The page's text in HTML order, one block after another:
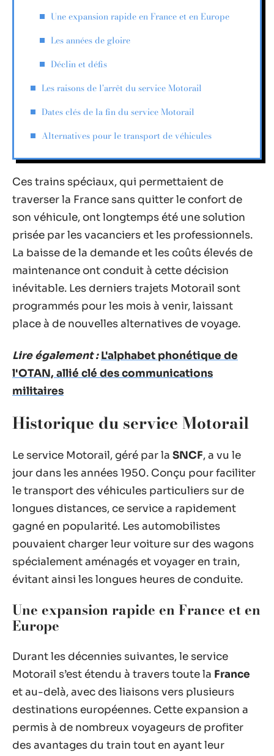
Une expansion rapide en France et en Europe
Les années de gloire
Déclin et défis
Les raisons de l’arrêt du service Motorail
Dates clés de la fin du service Motorail
Alternatives pour le transport de véhicules
Ces trains spéciaux, qui permettaient de
traverser la France sans quitter le confort de
son véhicule, ont longtemps été une solution
prisée par les vacanciers et les professionnels.
La baisse de la demande et les coûts élevés de
maintenance ont conduit à cette décision
inévitable. Les derniers trajets Motorail sont
programmés pour les mois à venir, laissant
place à de nouvelles alternatives de voyage.
Lire également : L'alphabet phonétique de
l'OTAN, allié clé des communications
militaires
Historique du service Motorail
Le service Motorail, géré par la SNCF, a vu le
jour dans les années 1950. Conçu pour faciliter
le transport des véhicules particuliers sur de
longues distances, ce service a rapidement
gagné en popularité. Les automobilistes
pouvaient charger leur voiture sur des wagons
spécialement aménagés et voyager en train,
évitant ainsi les longues heures de conduite.
Une expansion rapide en France et en
Europe
Durant les décennies suivantes, le service
Motorail s’est étendu à travers toute la France
et au-delà, avec des liaisons vers plusieurs
destinations européennes. Cette expansion a
permis à de nombreux voyageurs de profiter
des avantages du train tout en ayant leur